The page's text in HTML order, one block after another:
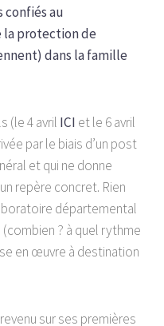
confiés au
la protection de
dans la famille
(le 4 avril ICI et le 6 avril
par le biais d’un post
et qui ne donne
repère concret. Rien
départemental
? à quel rythme
en œuvre à destination
sur ses premières